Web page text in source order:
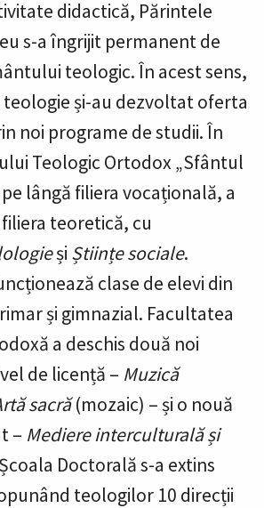
didactică, Părintele
s-a îngrijit permanent de
teologic. În acest sens,
teologie și-au dezvoltat oferta
noi programe de studii. În
Teologic Ortodox „Sfântul
lângă filiera vocațională, a
teoretică, cu
și Științe sociale.
clase de elevi din
și gimnazial. Facultatea
a deschis două noi
de licență – Muzică
sacră(mozaic) – și o nouă
– Mediere interculturală și
Doctorală s-a extins
teologilor 10 direcții